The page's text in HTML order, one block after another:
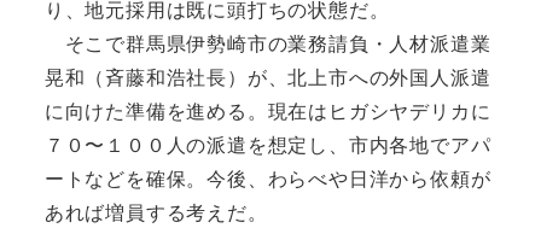
り、地元採用は既に頭打ちの状態だ。
そこで群馬県伊勢崎市の業務請負・人材派遣業
晃和（斉藤和浩社長）が、北上市への外国人派遣
に向けた準備を進める。現在はヒガシヤデリカに
７０〜１００人の派遣を想定し、市内各地でアパ
ートなどを確保。今後、わらべや日洋から依頼が
あれば増員する考えだ。